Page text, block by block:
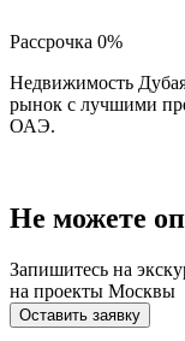
Рассрочка 0%
Недвижимость
рынок с лучшими
ОАЭ.
Не можете
Запишитесь на
на проекты Москвы
Оставить заявку